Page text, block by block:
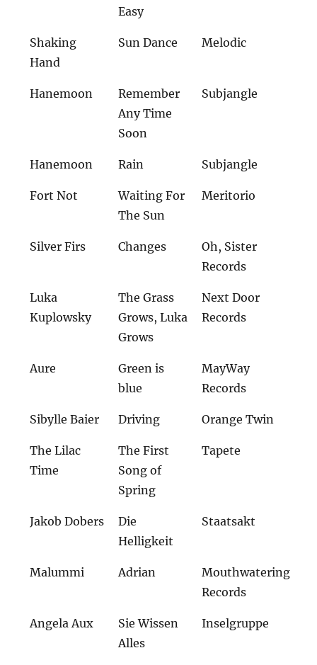
Easy
Shaking
Hand
Sun Dance Melodic
Hanemoon
Remember
Any Time
Soon
Subjangle
Hanemoon Rain Subjangle
Fort Not
Waiting For
The Sun
Meritorio
Silver Firs Changes
Oh, Sister
Records
Luka
Kuplowsky
The Grass
Grows, Luka
Grows
Next Door
Records
Aure
Green is
blue
MayWay
Records
Sibylle Baier Driving Orange Twin
The Lilac
Time
The First
Song of
Spring
Tapete
Jakob Dobers
Die
Helligkeit
Staatsakt
Malummi Adrian
Mouthwatering
Records
Angela Aux
Sie Wissen
Alles
Inselgruppe